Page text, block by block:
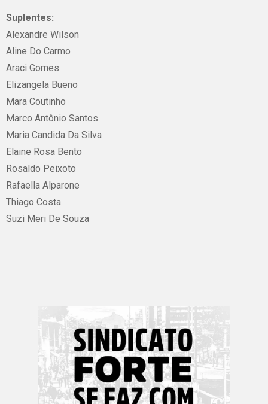
Suplentes:
Alexandre Wilson
Aline Do Carmo
Araci Gomes
Elizangela Bueno
Mara Coutinho
Marco Antônio Santos
Maria Candida Da Silva
Elaine Rosa Bento
Rosaldo Peixoto
Rafaella Alparone
Thiago Costa
Suzi Meri De Souza